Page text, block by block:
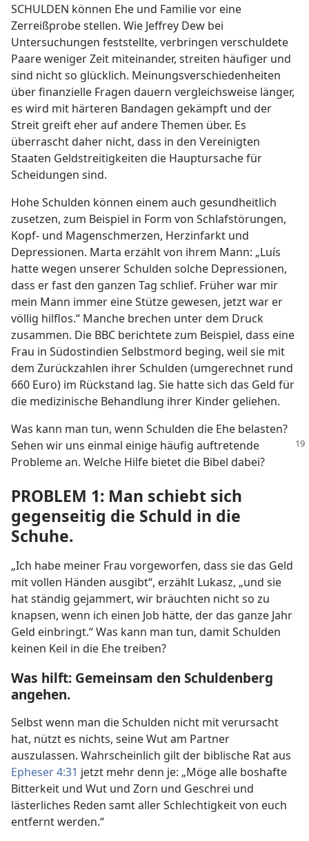
SCHULDEN können Ehe und Familie vor eine
Zerreißprobe stellen. Wie Jeffrey Dew bei
Untersuchungen feststellte, verbringen verschuldete
Paare weniger Zeit miteinander, streiten häufiger und
sind nicht so glücklich. Meinungsverschiedenheiten
über finanzielle Fragen dauern vergleichsweise länger,
es wird mit härteren Bandagen gekämpft und der
Streit greift eher auf andere Themen über. Es
überrascht daher nicht, dass in den Vereinigten
Staaten Geldstreitigkeiten die Hauptursache für
Scheidungen sind.
Hohe Schulden können einem auch gesundheitlich
zusetzen, zum Beispiel in Form von Schlafstörungen,
Kopf- und Magenschmerzen, Herzinfarkt und
Depressionen. Marta erzählt von ihrem Mann: „Luís
hatte wegen unserer Schulden solche Depressionen,
dass er fast den ganzen Tag schlief. Früher war mir
mein Mann immer eine Stütze gewesen, jetzt war er
völlig hilflos.“ Manche brechen unter dem Druck
zusammen. Die BBC berichtete zum Beispiel, dass eine
Frau in Südostindien Selbstmord beging, weil sie mit
dem Zurückzahlen ihrer Schulden (umgerechnet rund
660 Euro) im Rückstand lag. Sie hatte sich das Geld für
die medizinische Behandlung ihrer Kinder geliehen.
Was kann man tun, wenn Schulden die Ehe belasten?
Sehen wir uns einmal einige häufig auftretende
Probleme an. Welche Hilfe bietet die Bibel dabei?
PROBLEM 1: Man schiebt sich
gegenseitig die Schuld in die
Schuhe.
„Ich habe meiner Frau vorgeworfen, dass sie das Geld
mit vollen Händen ausgibt“, erzählt Lukasz, „und sie
hat ständig gejammert, wir bräuchten nicht so zu
knapsen, wenn ich einen Job hätte, der das ganze Jahr
Geld einbringt.“ Was kann man tun, damit Schulden
keinen Keil in die Ehe treiben?
Was hilft: Gemeinsam den Schuldenberg
angehen.
Selbst wenn man die Schulden nicht mit verursacht
hat, nützt es nichts, seine Wut am Partner
auszulassen. Wahrscheinlich gilt der biblische Rat aus
Epheser 4:31 jetzt mehr denn je: „Möge alle boshafte
Bitterkeit und Wut und Zorn und Geschrei und
lästerliches Reden samt aller Schlechtigkeit von euch
entfernt werden.“